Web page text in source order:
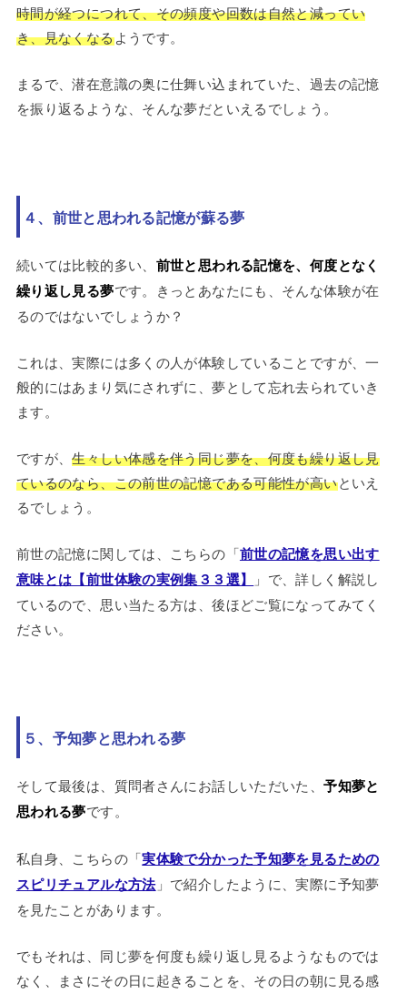
時間が経つにつれて、その頻度や回数は自然と減ってい
き、見なくなるようです。
まるで、潜在意識の奥に仕舞い込まれていた、過去の記憶
を振り返るような、そんな夢だといえるでしょう。
４、前世と思われる記憶が蘇る夢
続いては比較的多い、 前世と思われる記憶を、何度となく
繰り返し見る夢です。きっとあなたにも、そんな体験が在
るのではないでしょうか？
これは、実際には多くの人が体験していることですが、一
般的にはあまり気にされずに、夢として忘れ去られていき
ます。
ですが、生々しい体感を伴う同じ夢を、何度も繰り返し見
ているのなら、この前世の記憶である可能性が高いといえ
るでしょう。
前世の記憶に関しては、こちらの「前世の記憶を思い出す
意味とは【前世体験の実例集３３選】
」で、詳しく解説し
ているので、思い当たる方は、後ほどご覧になってみてく
ださい。
５、予知夢と思われる夢
そして最後は、質問者さんにお話しいただいた、予知夢と
思われる夢です。
私自身、こちらの「実体験で分かった予知夢を見るための
スピリチュアルな方法」で紹介したように、実際に予知夢
を見たことがあります。
でもそれは、同じ夢を何度も繰り返し見るようなものでは
なく、まさにその日に起きることを、その日の朝に見る感